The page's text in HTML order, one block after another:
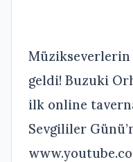
Müzikseverlerin
geldi! Buzuki
ilk online
Sevgililer